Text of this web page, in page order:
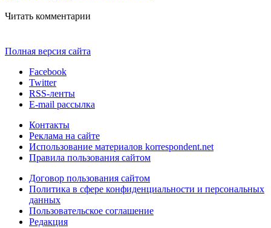
Читать комментарии
Полная версия сайта
Facebook
Twitter
RSS-ленты
E-mail рассылка
Контакты
Реклама на сайте
Использование материалов korrespondent.net
Правила пользования сайтом
Договор пользования сайтом
Политика в сфере конфиденциальности и персональных
данных
Пользовательское соглашение
Редакция